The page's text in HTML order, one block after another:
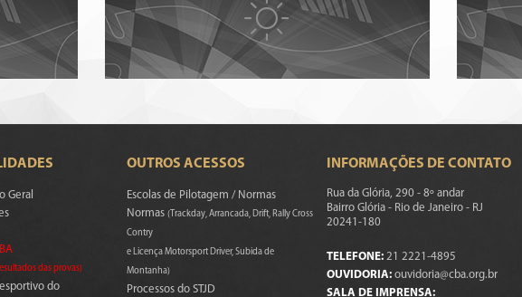
Geral
das provas)
do
OUTROS ACESSOS
Escolas de Pilotagem / Normas
Normas(Trackday, Arrancada, Drift, Rally Cross
Contry
e Licença Motorsport Driver, Subida de
Montanha)
Processos do STJD
INFORMAÇÕES DE CONTATO
Rua da Glória, 290 - 8º andar
Bairro Glória - Rio de Janeiro - RJ
20241-180
TELEFONE: 21 2221-4895
OUVIDORIA: ouvidoria@cba.org.br
SALA DE IMPRENSA: